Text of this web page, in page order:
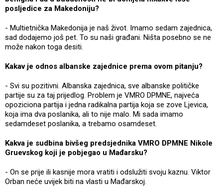
posljedice za Makedoniju?
- Multietnička Makedonija je naš život. Imamo sedam zajednica,
sad dodajemo još pet. To su naši građani. Ništa posebno se ne
može nakon toga desiti.
Kakav je odnos albanske zajednice prema ovom pitanju?
- Svi su pozitivni. Albanska zajednica, sve albanske političke
partije su za taj prijedlog. Problem je VMRO DPMNE, najveća
opoziciona partija i jedna radikalna partija koja se zove Ljevica,
koja ima dva poslanika, ali to nije malo. Mi sada imamo
sedamdeset poslanika, a trebamo osamdeset.
Kakva je sudbina bivšeg predsjednika VMRO DPMNE Nikole
Gruevskog koji je pobjegao u Mađarsku?
- On se prije ili kasnije mora vratiti i odslužiti svoju kaznu. Viktor
Orban neće uvijek biti na vlasti u Mađarskoj.